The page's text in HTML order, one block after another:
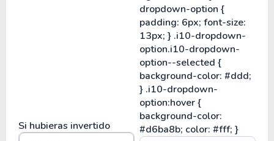
Si hubieras invertido